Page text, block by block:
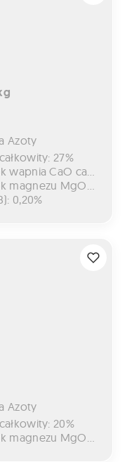
Azoty
27%
CaO całkowity: 7%
MgO całkowity: 4%
0,20%
Azoty
20%
MgO całkowity: 8%